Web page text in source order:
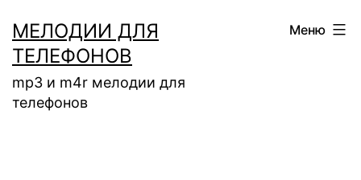
содержимому
МЕЛОДИИ ДЛЯ
ТЕЛЕФОНОВ
mp3 и m4r мелодии для
телефонов
Меню